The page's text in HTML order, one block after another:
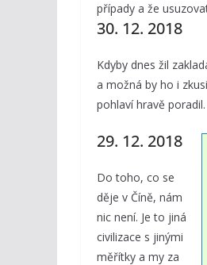
případy a že
30. 12. 2018
Kdyby dnes žil
a možná by ho i
pohlaví hravě poradil.
29. 12. 2018
Do toho, co se
děje v Číně, nám
nic není. Je to jiná
civilizace s jinými
měřítky a my za